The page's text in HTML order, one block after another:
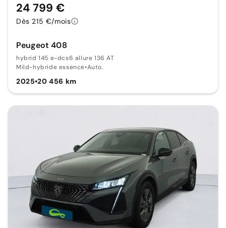
Peugeot 408
hybrid 145 e-dcs6 allure 136 AT
Mild-hybride essence•Auto.
2025•20 456 km
24 799 €
Dès 215 €/mois